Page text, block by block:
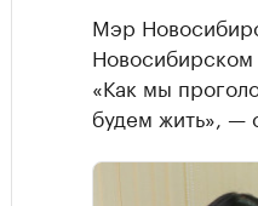
Мэр
«Как мы
будем жить», —